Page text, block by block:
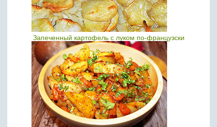
Запеченный картофель с луком по-французски